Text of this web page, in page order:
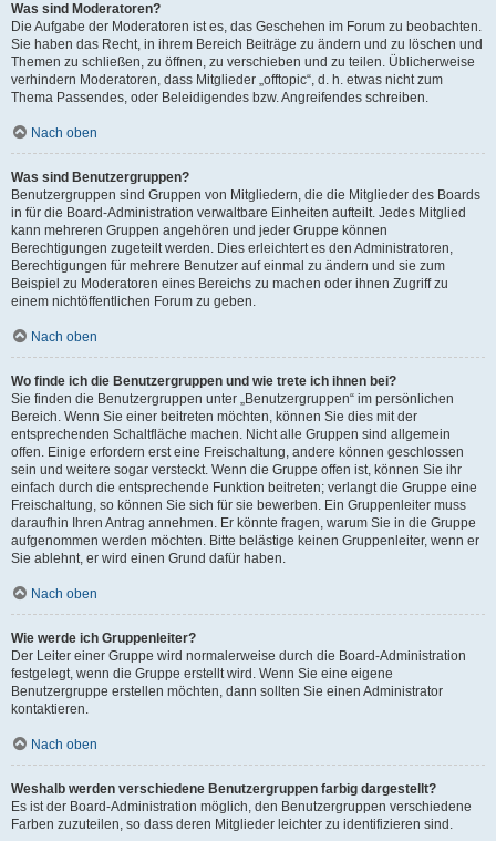
Was sind Moderatoren?
Die Aufgabe der Moderatoren ist es, das Geschehen im Forum zu beobachten.
Sie haben das Recht, in ihrem Bereich Beiträge zu ändern und zu löschen und
Themen zu schließen, zu öffnen, zu verschieben und zu teilen. Üblicherweise
verhindern Moderatoren, dass Mitglieder „offtopic“, d. h. etwas nicht zum
Thema Passendes, oder Beleidigendes bzw. Angreifendes schreiben.
Nach oben
Was sind Benutzergruppen?
Benutzergruppen sind Gruppen von Mitgliedern, die die Mitglieder des Boards
in für die Board-Administration verwaltbare Einheiten aufteilt. Jedes Mitglied
kann mehreren Gruppen angehören und jeder Gruppe können
Berechtigungen zugeteilt werden. Dies erleichtert es den Administratoren,
Berechtigungen für mehrere Benutzer auf einmal zu ändern und sie zum
Beispiel zu Moderatoren eines Bereichs zu machen oder ihnen Zugriff zu
einem nichtöffentlichen Forum zu geben.
Nach oben
Wo finde ich die Benutzergruppen und wie trete ich ihnen bei?
Sie finden die Benutzergruppen unter „Benutzergruppen“ im persönlichen
Bereich. Wenn Sie einer beitreten möchten, können Sie dies mit der
entsprechenden Schaltfläche machen. Nicht alle Gruppen sind allgemein
offen. Einige erfordern erst eine Freischaltung, andere können geschlossen
sein und weitere sogar versteckt. Wenn die Gruppe offen ist, können Sie ihr
einfach durch die entsprechende Funktion beitreten; verlangt die Gruppe eine
Freischaltung, so können Sie sich für sie bewerben. Ein Gruppenleiter muss
daraufhin Ihren Antrag annehmen. Er könnte fragen, warum Sie in die Gruppe
aufgenommen werden möchten. Bitte belästige keinen Gruppenleiter, wenn er
Sie ablehnt, er wird einen Grund dafür haben.
Nach oben
Wie werde ich Gruppenleiter?
Der Leiter einer Gruppe wird normalerweise durch die Board-Administration
festgelegt, wenn die Gruppe erstellt wird. Wenn Sie eine eigene
Benutzergruppe erstellen möchten, dann sollten Sie einen Administrator
kontaktieren.
Nach oben
Weshalb werden verschiedene Benutzergruppen farbig dargestellt?
Es ist der Board-Administration möglich, den Benutzergruppen verschiedene
Farben zuzuteilen, so dass deren Mitglieder leichter zu identifizieren sind.